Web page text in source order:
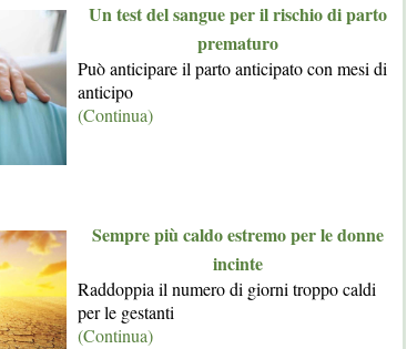
Un test del sangue per il rischio di parto
prematuro
Può anticipare il parto anticipato con mesi di
anticipo
(Continua)
Sempre più caldo estremo per le donne
incinte
Raddoppia il numero di giorni troppo caldi
per le gestanti
(Continua)